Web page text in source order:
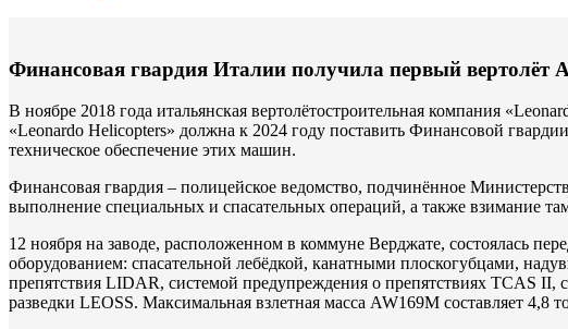
Финансовая гвардия Италии получила первый вертолёт
В ноябре 2018 года итальянская вертолётостроительная компания
«Leonardo Helicopters» должна к 2024 году поставить Финансовой
техническое обеспечение этих машин.
Финансовая гвардия – полицейское ведомство, подчинённое
выполнение специальных и спасательных операций, а также взимание
12 ноября на заводе, расположенном в коммуне Верджате, состоялась
оборудованием: спасательной лебёдкой, канатными плоскогубцами,
препятствия LIDAR, системой предупреждения о препятствиях TCAS II,
разведки LEOSS. Максимальная взлетная масса AW169M составляет 4,8